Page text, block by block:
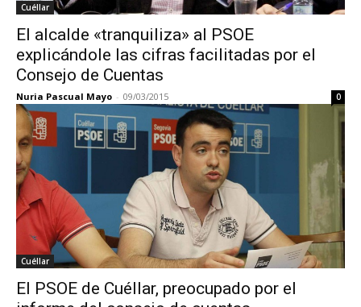
Cuéllar
El alcalde «tranquiliza» al PSOE
explicándole las cifras facilitadas por el
Consejo de Cuentas
Nuria Pascual Mayo - 09/03/2015 0
Cuéllar
El PSOE de Cuéllar, preocupado por el